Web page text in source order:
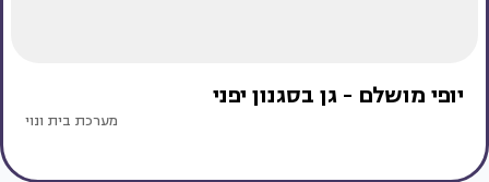
יופי מושלם - גן בסגנון יפני
מערכת בית ונוי